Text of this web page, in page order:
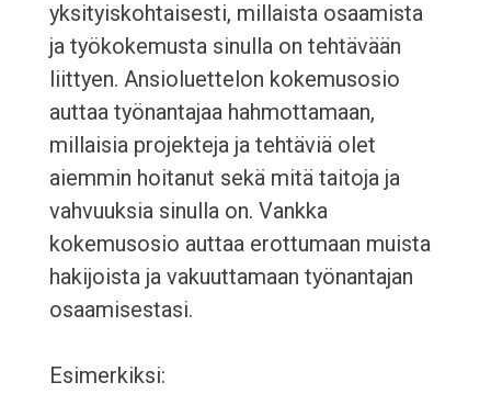
yksityiskohtaisesti, millaista osaamista
ja työkokemusta sinulla on tehtävään
liittyen. Ansioluettelon kokemusosio
auttaa työnantajaa hahmottamaan,
millaisia projekteja ja tehtäviä olet
aiemmin hoitanut sekä mitä taitoja ja
vahvuuksia sinulla on. Vankka
kokemusosio auttaa erottumaan muista
hakijoista ja vakuuttamaan työnantajan
osaamisestasi.
Esimerkiksi: